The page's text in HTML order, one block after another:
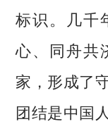
标识。几千
心、同舟共
家，形成了
团结是中国